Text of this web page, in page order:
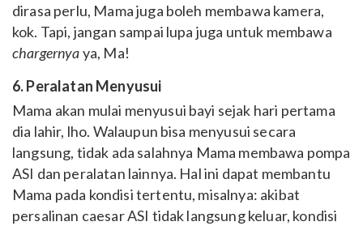
dirasa perlu, Mama juga boleh membawa kamera,
kok. Tapi, jangan sampai lupa juga untuk membawa
chargernyaya, Ma!
6. Peralatan Menyusui
Mama akan mulai menyusui bayi sejak hari pertama
dia lahir, lho. Walaupun bisa menyusui secara
langsung, tidak ada salahnya Mama membawa pompa
ASI dan peralatan lainnya. Hal ini dapat membantu
Mama pada kondisi tertentu, misalnya: akibat
persalinan caesar ASI tidak langsung keluar, kondisi